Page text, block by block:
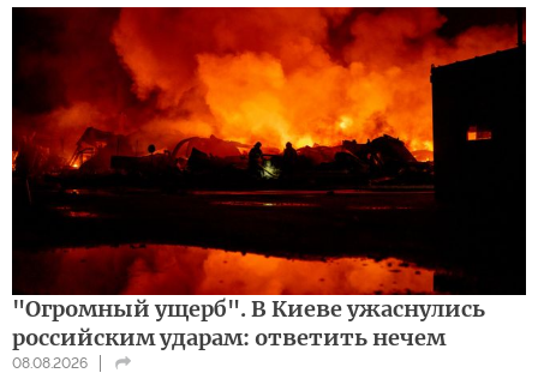
"Огромный ущерб". В Киеве ужаснулись
российским ударам: ответить нечем
08.08.2026